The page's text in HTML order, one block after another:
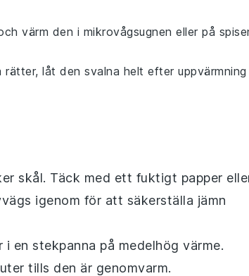
värm den i mikrovågsugnen eller på
rätter, låt den svalna helt efter uppvärmning
skål. Täck med ett fuktigt papper
igenom för att säkerställa jämn
i en stekpanna på medelhög värme.
tills den är genomvarm.